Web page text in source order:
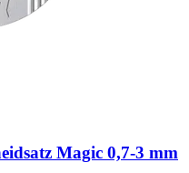
Magic 0,7-​3 mm